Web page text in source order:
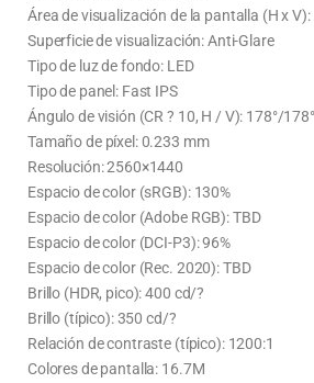
Área de visualización de la pantalla (H x
Superficie de visualización: Anti-Glare
Tipo de luz de fondo: LED
Tipo de panel: Fast IPS
Ángulo de visión (CR ? 10, H / V): 178°/178°
Tamaño de píxel: 0.233 mm
Resolución: 2560×1440
Espacio de color (sRGB): 130%
Espacio de color (Adobe RGB): TBD
Espacio de color (DCI-P3): 96%
Espacio de color (Rec. 2020): TBD
Brillo (HDR, pico): 400 cd/?
Brillo (típico): 350 cd/?
Relación de contraste (típico): 1200:1
Colores de pantalla: 16.7M